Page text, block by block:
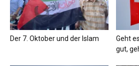
Der 7. Oktober und der Islam
Geht
gut,